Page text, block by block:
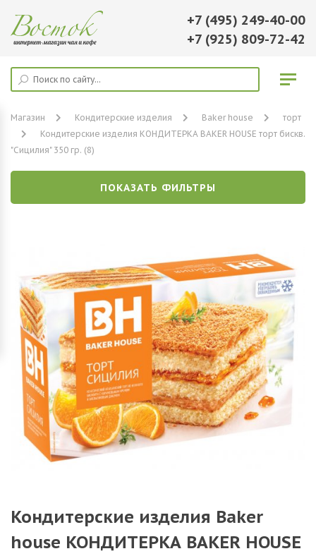
+7 (495) 249-40-00
+7 (925) 809-72-42
Магазин Кондитерские изделия Baker house
торт
Кондитерские изделия КОНДИТЕРКА BAKER HOUSE торт бискв.
"Сицилия" 350 гр. (8)
ПОКАЗАТЬ ФИЛЬТРЫ
Кондитерские изделия Baker
house КОНДИТЕРКА BAKER HOUSE